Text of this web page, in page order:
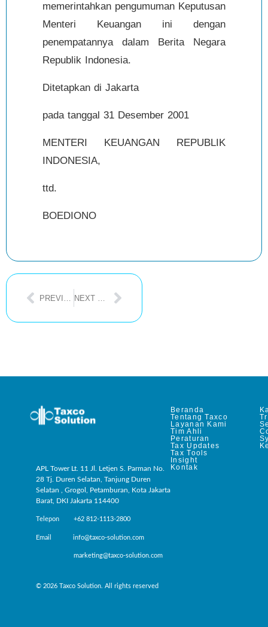
memerintahkan pengumuman Keputusan
Menteri Keuangan ini dengan
penempatannya dalam Berita Negara
Republik Indonesia.
Ditetapkan di Jakarta
pada tanggal 31 Desember 2001
MENTERI KEUANGAN REPUBLIK
INDONESIA,
ttd.
BOEDIONO
APL Tower Lt. 11 Jl. Letjen S. Parman No.
28 Tj. Duren Selatan, Tanjung Duren
Selatan , Grogol, Petamburan, Kota Jakarta
Barat, DKI Jakarta 114400
Telepon +62 812-1113-2800
Email info@taxco-solution.com
marketing@taxco-solution.com
© 2026 Taxco Solution. All rights reserved
Beranda
Tentang Taxco
Layanan Kami
Tim Ahli
Peraturan
Tax Updates
Tax Tools
Insight
Kontak